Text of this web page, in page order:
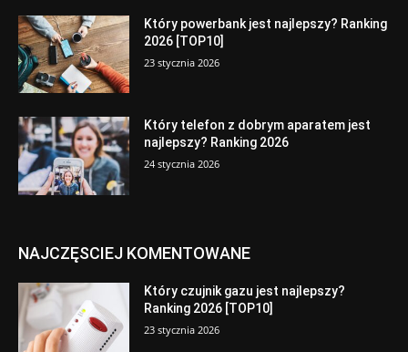
Który powerbank jest najlepszy? Ranking
2026 [TOP10]
23 stycznia 2026
Który telefon z dobrym aparatem jest
najlepszy? Ranking 2026
24 stycznia 2026
NAJCZĘSCIEJ KOMENTOWANE
Który czujnik gazu jest najlepszy?
Ranking 2026 [TOP10]
23 stycznia 2026